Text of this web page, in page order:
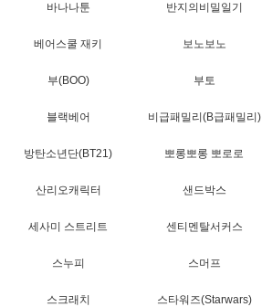
바나나툰 반지의비밀일기
베어스쿨 재키 보노보노
부(BOO) 부토
블랙베어 비급패밀리(B급패밀리)
방탄소년단(BT21) 뽀롱뽀롱 뽀로로
산리오캐릭터 샌드박스
세사미 스트리트 센티멘탈서커스
스누피 스머프
스크래치 스타워즈(Starwars)